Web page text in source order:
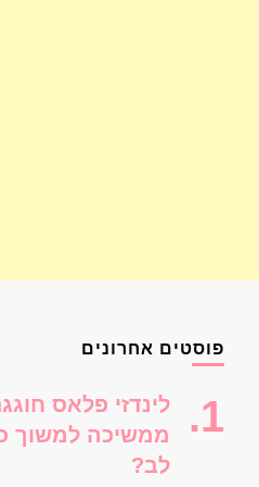
פוסטים אחרונים
ממשיכה למשוך
לב?